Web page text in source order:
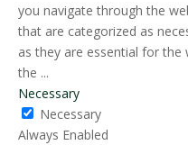
you navigate through the
that are categorized as
as they are essential for
the ...
Necessary
Necessary
Always Enabled